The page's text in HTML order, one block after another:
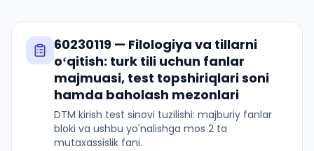
60230119 — Filologiya va tillarni
oʻqitish: turk tili uchun fanlar
majmuasi, test topshiriqlari soni
hamda baholash mezonlari
DTM kirish test sinovi tuzilishi: majburiy fanlar
bloki va ushbu yo'nalishga mos 2 ta
mutaxassislik fani.